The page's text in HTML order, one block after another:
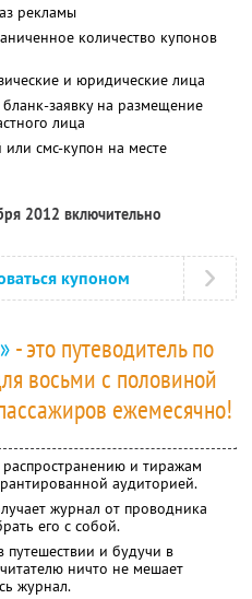
рекламы
количество купонов
и юридические лица
заявку на размещение
лица
смс-купон на месте
2012 включительно
купоном
- это путеводитель по
восьми с половиной
ежемесячно!
и тиражам
аудиторией.
журнал от проводника
его с собой.
путешествии и будучи в
ничто не мешает
журнал.